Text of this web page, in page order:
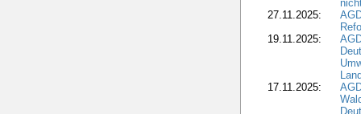
27.11.2025:
19.11.2025:
17.11.2025: